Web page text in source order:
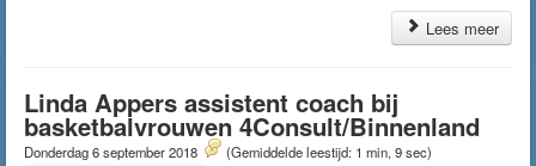
Lees meer
Linda Appers assistent coach bij
basketbalvrouwen 4Consult/Binnenland
Donderdag 6 september 2018 (Gemiddelde leestijd: 1 min, 9 sec)